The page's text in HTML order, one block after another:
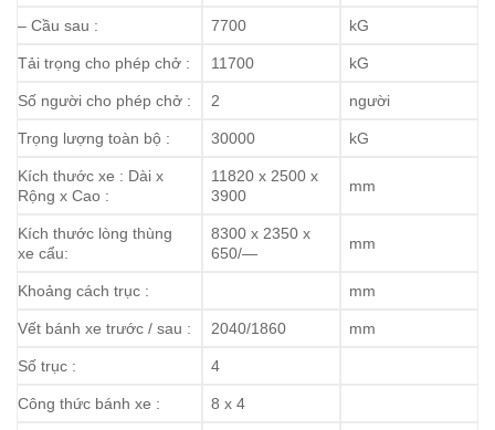
– Cầu sau : 7700 kG
Tải trọng cho phép chở : 11700 kG
Số người cho phép chở : 2 người
Trọng lượng toàn bộ : 30000 kG
Kích thước xe : Dài x
Rộng x Cao :
11820 x 2500 x
3900
mm
Kích thước lòng thùng
xe cẩu:
8300 x 2350 x
650/—
mm
Khoảng cách trục : mm
Vết bánh xe trước / sau : 2040/1860 mm
Số trục : 4
Công thức bánh xe : 8 x 4